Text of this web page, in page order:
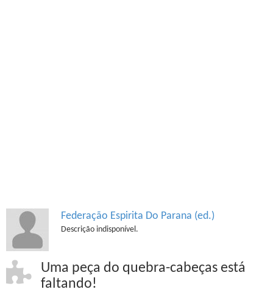
Federação Espirita Do Parana (ed.)
Descrição indisponível.
Uma peça do quebra-cabeças está
faltando!